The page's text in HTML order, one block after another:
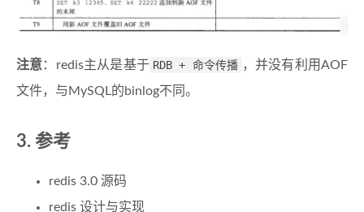
注意：redis主从是基于 RDB + 命令传播 ，并没有利用AOF
文件，与MySQL的binlog不同。
参考
redis 3.0 源码
redis 设计与实现